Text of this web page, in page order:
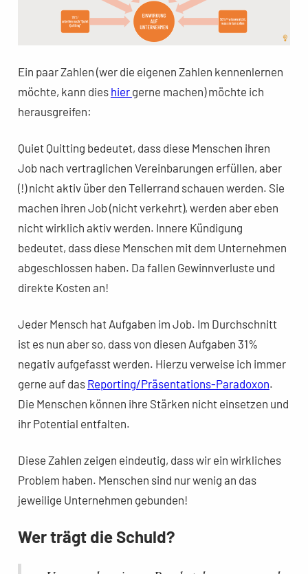
Ein paar Zahlen (wer die eigenen Zahlen kennenlernen
möchte, kann dies hier gerne machen) möchte ich
herausgreifen:
Quiet Quitting bedeutet, dass diese Menschen ihren
Job nach vertraglichen Vereinbarungen erfüllen, aber
(!) nicht aktiv über den Tellerrand schauen werden. Sie
machen ihren Job (nicht verkehrt), werden aber eben
nicht wirklich aktiv werden. Innere Kündigung
bedeutet, dass diese Menschen mit dem Unternehmen
abgeschlossen haben. Da fallen Gewinnverluste und
direkte Kosten an!
Jeder Mensch hat Aufgaben im Job. Im Durchschnitt
ist es nun aber so, dass von diesen Aufgaben 31%
negativ aufgefasst werden. Hierzu verweise ich immer
gerne auf das Reporting/Präsentations-Paradoxon.
Die Menschen können ihre Stärken nicht einsetzen und
ihr Potential entfalten.
Diese Zahlen zeigen eindeutig, dass wir ein wirkliches
Problem haben. Menschen sind nur wenig an das
jeweilige Unternehmen gebunden!
Wer trägt die Schuld?